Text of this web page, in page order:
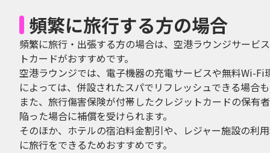
頻繁に旅行する方の場合
頻繁に旅行・出張する方の場合は、空港ラウンジサービ
トカードがおすすめです。
空港ラウンジでは、電子機器の充電サービスや無料Wi-
によっては、併設されたスパでリフレッシュできる場合
また、旅行傷害保険が付帯したクレジットカードの保有
陥った場合に補償を受けられます。
そのほか、ホテルの宿泊料金割引や、レジャー施設の利
に旅行をできるためおすすめです。